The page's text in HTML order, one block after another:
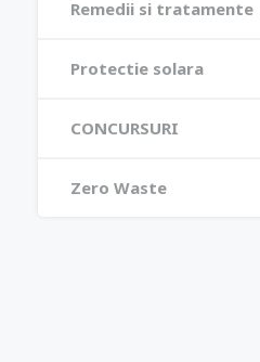
Remedii si tratamente
Protectie solara
CONCURSURI
Zero Waste